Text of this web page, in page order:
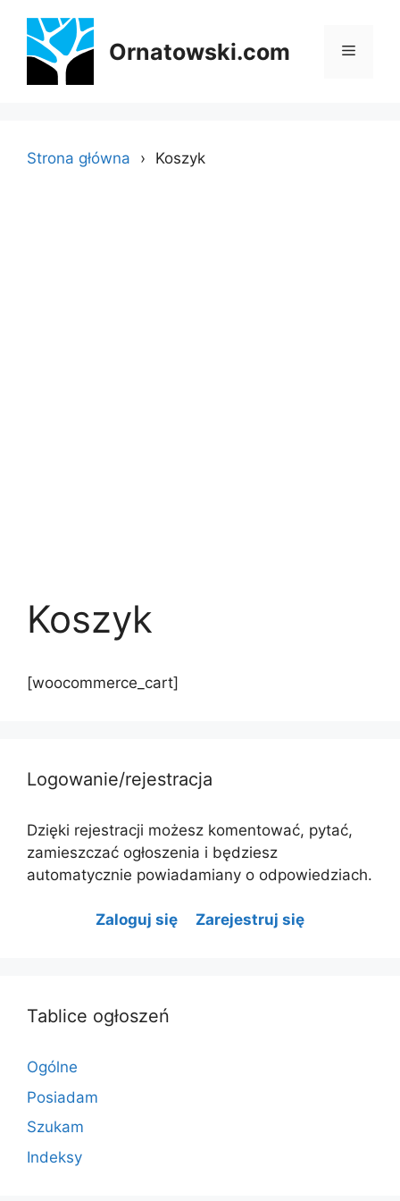
treści
Ornatowski.com Menu
Strona główna Koszyk
Koszyk
[woocommerce_cart]
Logowanie/rejestracja
Dzięki rejestracji możesz komentować, pytać,
zamieszczać ogłoszenia i będziesz
automatycznie powiadamiany o odpowiedziach.
Zaloguj się Zarejestruj się
Tablice ogłoszeń
Ogólne
Posiadam
Szukam
Indeksy